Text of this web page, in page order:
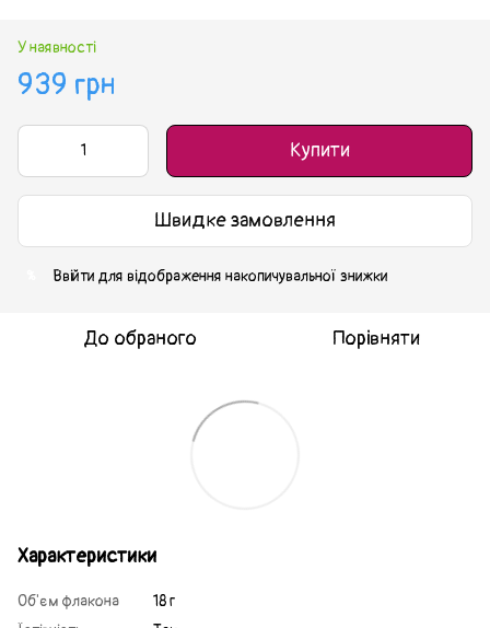
У наявності
939 грн
Купити
Швидке замовлення
Ввійти для відображення накопичувальної знижки
До обраного Порівняти
Характеристики
Об'єм флакона
18 г